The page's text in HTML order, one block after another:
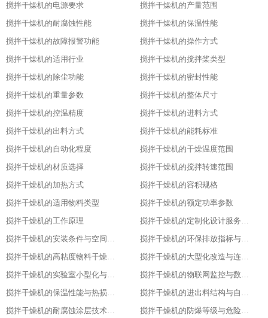
搅拌干燥机的电源要求
搅拌干燥机的产量范围
搅拌干燥机的耐腐蚀性能
搅拌干燥机的保温性能
搅拌干燥机的故障报警功能
搅拌干燥机的操作方式
搅拌干燥机的适用行业
搅拌干燥机的搅拌桨类型
搅拌干燥机的除尘功能
搅拌干燥机的密封性能
搅拌干燥机的重量参数
搅拌干燥机的整体尺寸
搅拌干燥机的控温精度
搅拌干燥机的进料方式
搅拌干燥机的出料方式
搅拌干燥机的能耗标准
搅拌干燥机的自动化程度
搅拌干燥机的干燥温度范围
搅拌干燥机的材质选择
搅拌干燥机的搅拌转速范围
搅拌干燥机的加热方式
搅拌干燥机的容积规格
搅拌干燥机的适用物料类型
搅拌干燥机的额定功率参数
搅拌干燥机的工作原理
搅拌干燥机的定制化设计服务范围
搅拌干燥机的安装条件与空间布局要求
搅拌干燥机的环保排放指标与净化措施
搅拌干燥机的高粘度物料干燥适配设计
搅拌干燥机的大型化改造与连续生产能力
搅拌干燥机的实验室小型化与参数复刻性
搅拌干燥机的物联网监控与数据追溯能力
搅拌干燥机的保温性能与热损失率
搅拌干燥机的进出料结构与自动化适配
搅拌干燥机的耐腐蚀涂层技术与应用场景
搅拌干燥机的防爆等级与危险环境适配性